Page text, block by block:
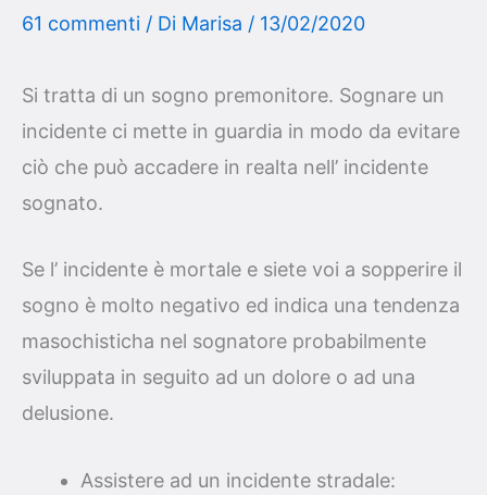
61 commenti / Di Marisa / 13/02/2020
Si tratta di un sogno premonitore. Sognare un
incidente ci mette in guardia in modo da evitare
ciò che può accadere in realta nell’ incidente
sognato.
Se l’ incidente è mortale e siete voi a sopperire il
sogno è molto negativo ed indica una tendenza
masochisticha nel sognatore probabilmente
sviluppata in seguito ad un dolore o ad una
delusione.
Assistere ad un incidente stradale: